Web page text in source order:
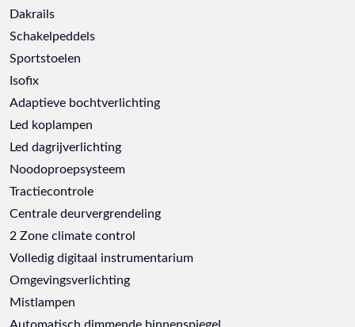
Dakrails
Schakelpeddels
Sportstoelen
Isofix
Adaptieve bochtverlichting
Led koplampen
Led dagrijverlichting
Noodoproepsysteem
Tractiecontrole
Centrale deurvergrendeling
2 Zone climate control
Volledig digitaal instrumentarium
Omgevingsverlichting
Mistlampen
Automatisch dimmende binnenspiegel